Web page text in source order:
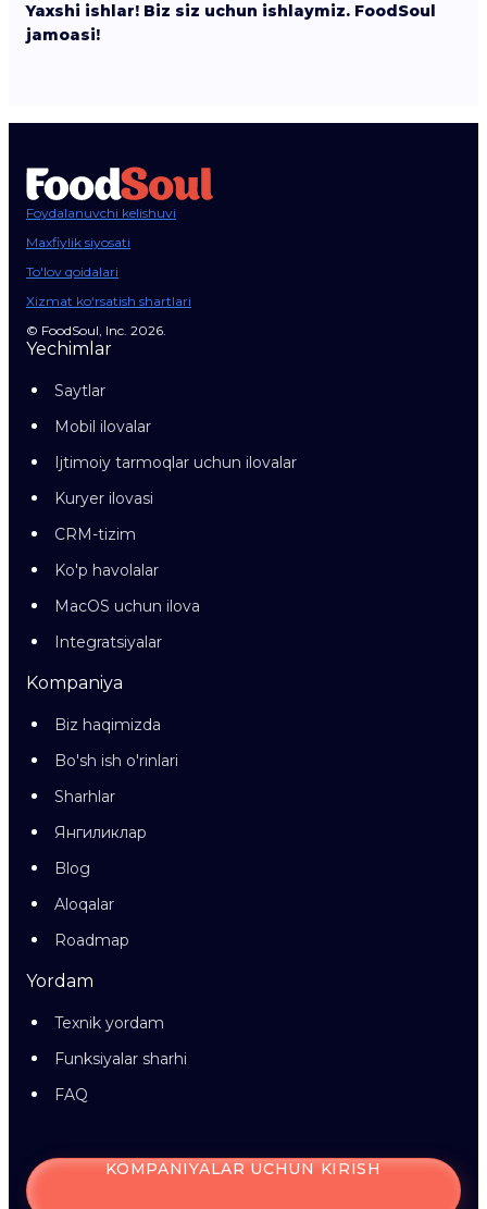
Yaxshi ishlar! Biz siz uchun ishlaymiz. FoodSoul
jamoasi!
Foydalanuvchi kelishuvi
Maxfiylik siyosati
To'lov qoidalari
Xizmat ko‘rsatish shartlari
© FoodSoul, Inc. 2026.
Yechimlar
Saytlar
Mobil ilovalar
Ijtimoiy tarmoqlar uchun ilovalar
Kuryer ilovasi
CRM-tizim
Ko'p havolalar
MacOS uchun ilova
Integratsiyalar
Kompaniya
Biz haqimizda
Bo'sh ish o'rinlari
Sharhlar
Янгиликлар
Blog
Aloqalar
Roadmap
Yordam
Texnik yordam
Funksiyalar sharhi
FAQ
KOMPANIYALAR UCHUN KIRISH